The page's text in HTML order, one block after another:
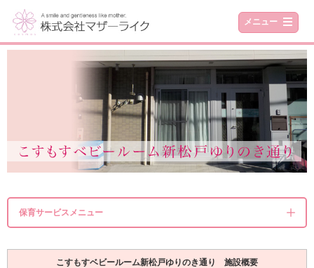
メニュー
保育サービスメニュー
こすもすベビールーム新松戸ゆりのき通り 施設概要